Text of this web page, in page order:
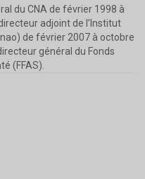
du CNA de février 1998 à
adjoint de l’Institut
de février 2007 à octobre
général du Fonds
(FFAS).